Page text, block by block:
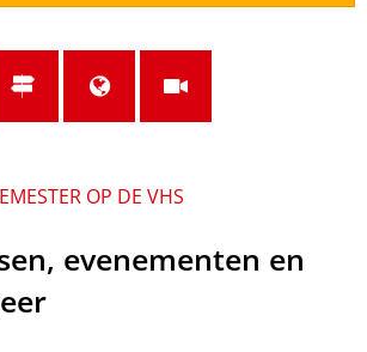
OP DE VHS
evenementen en